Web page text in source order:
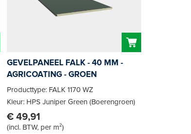
GEVELPANEEL FALK - 40 MM -
AGRICOATING - GROEN
Producttype: FALK 1170 WZ
Kleur: HPS Juniper Green (Boerengroen)
€ 49,91
(incl. BTW, per m²)